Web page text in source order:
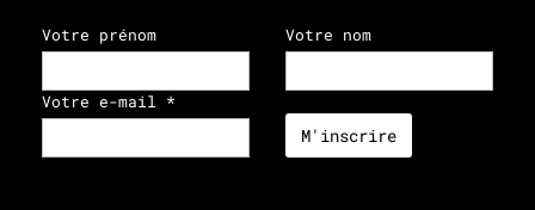
Le PWF, c’est l’événement Pop culture au
en scène les différentes expressions.
Votre prénom Votre nom
Votre e-mail *